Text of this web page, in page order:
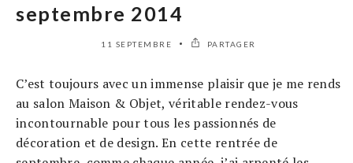
septembre 2014
11 SEPTEMBRE PARTAGER
C’est toujours avec un immense plaisir que je me rends
au salon Maison & Objet, véritable rendez-vous
incontournable pour tous les passionnés de
décoration et de design. En cette rentrée de